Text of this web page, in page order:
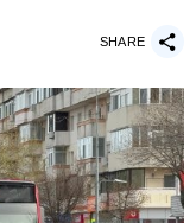
SHARE